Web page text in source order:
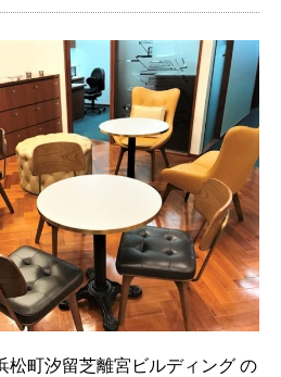
町汐留芝離宮ビルディング の